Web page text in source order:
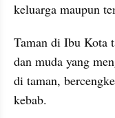
keluarga maupun
Taman di Ibu Kota
dan muda yang
di taman,
kebab.